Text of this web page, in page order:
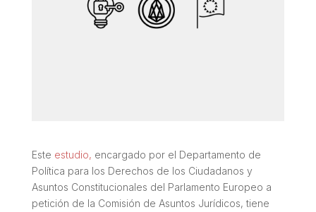
Este estudio, encargado por el Departamento de
Política para los Derechos de los Ciudadanos y
Asuntos Constitucionales del Parlamento Europeo a
petición de la Comisión de Asuntos Jurídicos, tiene